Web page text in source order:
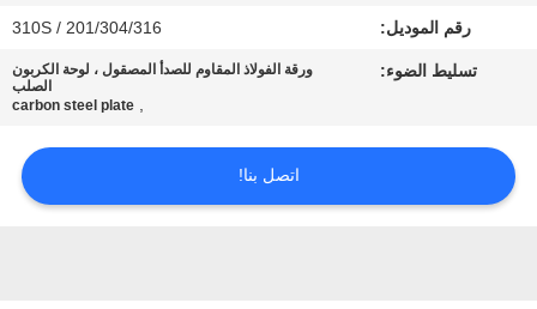
اقتباس
رقم الموديل: 201/304/316 / 310S
تسليط الضوء:
ورقة الفولاذ المقاوم للصدأ المصقول ، لوحة الكربون
الصلب
,
carbon steel plate
اتصل بنا!